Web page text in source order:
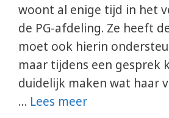
woont al enige tijd in het
de PG-afdeling. Ze heeft
moet ook hierin
maar tijdens een gesprek
duidelijk maken wat haar
… Lees meer